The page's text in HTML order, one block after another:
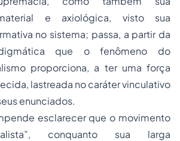
e axiológica, visto sua
no sistema; passa, a partir da
que o fenômeno do
proporciona, a ter uma força
lastreada no caráter vinculativo
enunciados.
esclarecer que o movimento
conquanto sua larga